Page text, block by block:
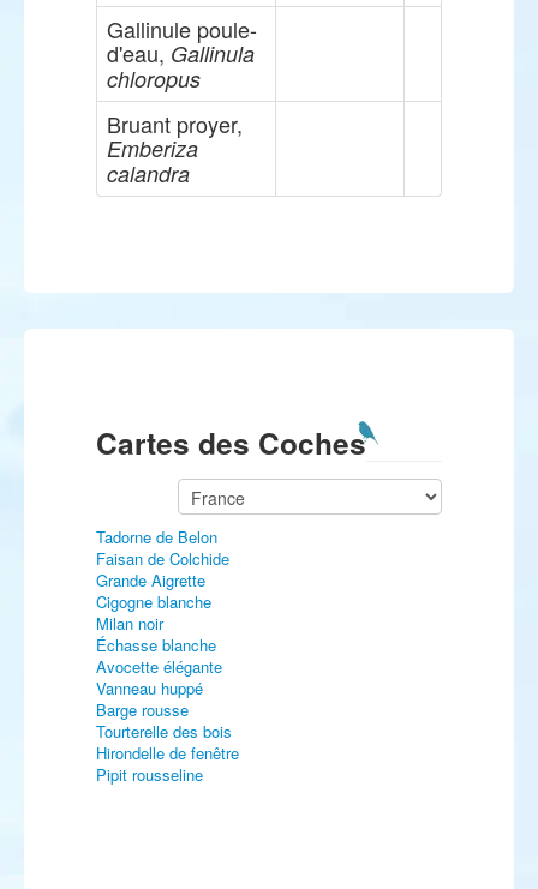
Gallinule poule-
d'eau, Gallinula
chloropus
Bruant proyer,
Emberiza
calandra
Cartes des Coches
Tadorne de Belon
Faisan de Colchide
Grande Aigrette
Cigogne blanche
Milan noir
Échasse blanche
Avocette élégante
Vanneau huppé
Barge rousse
Tourterelle des bois
Hirondelle de fenêtre
Pipit rousseline